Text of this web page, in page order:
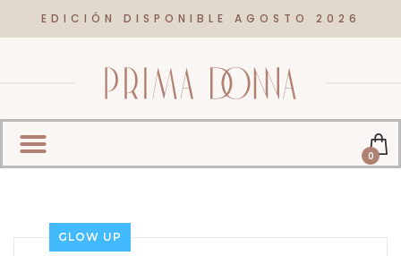
EDICIÓN DISPONIBLE AGOSTO 2026
0
GLOW UP